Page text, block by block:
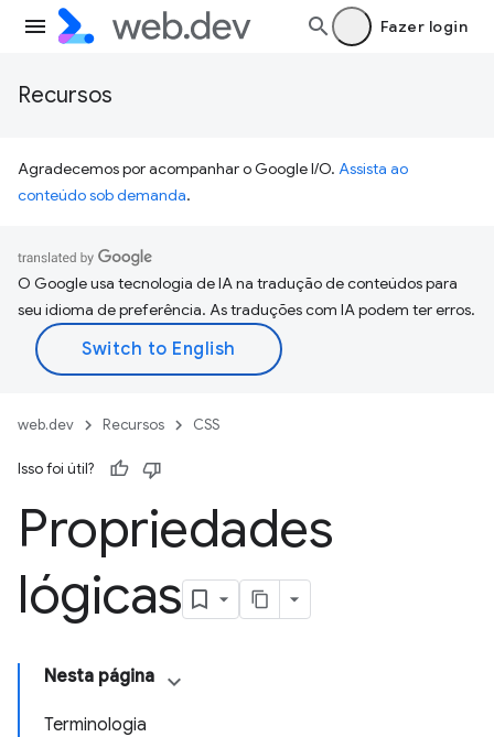
Fazer login
Recursos
Agradecemos por acompanhar o Google I/O. Assista ao
conteúdo sob demanda.
O Google usa tecnologia de IA na tradução de conteúdos para
seu idioma de preferência. As traduções com IA podem ter erros.
web.dev Recursos CSS
Isso foi útil?
Propriedades
lógicas
Nesta página
Terminologia